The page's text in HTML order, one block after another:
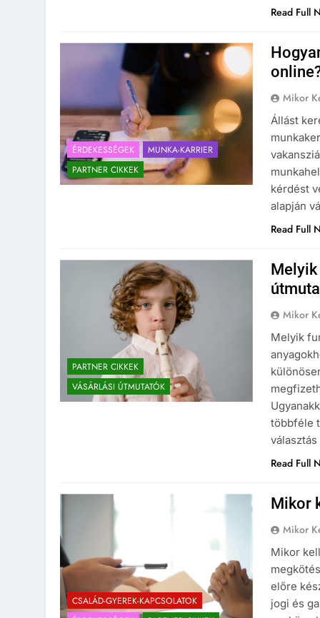
Read Full
ÉRDEKESSÉGEK
MUNKA-KARRIER
PARTNER CIKKEK
Mikor
Állást
kérdést
alapján
Read Full
PARTNER CIKKEK
VÁSÁRLÁSI ÚTMUTATÓK
Mikor
Melyik
többféle
Read Full
CSALÁD-GYEREK-KAPCSOLATOK
Mikor
Mikor
Mikor
előre
jogi és